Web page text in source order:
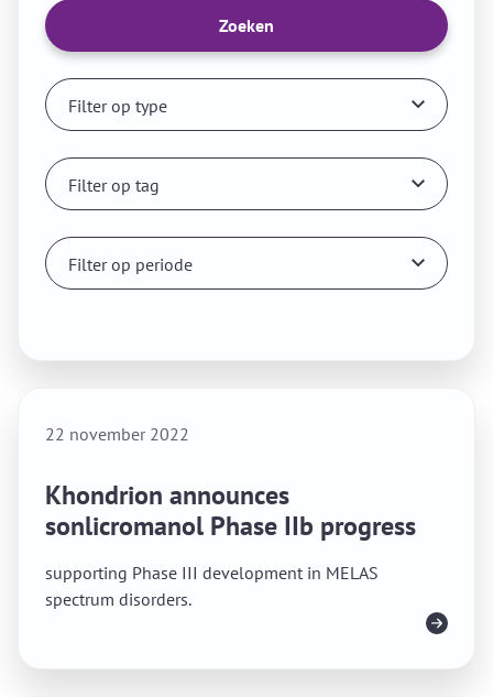
Zoeken
Filter op type
Filter op tag
Filter op periode
22 november 2022
Khondrion announces
sonlicromanol Phase IIb progress
supporting Phase III development in MELAS
spectrum disorders.